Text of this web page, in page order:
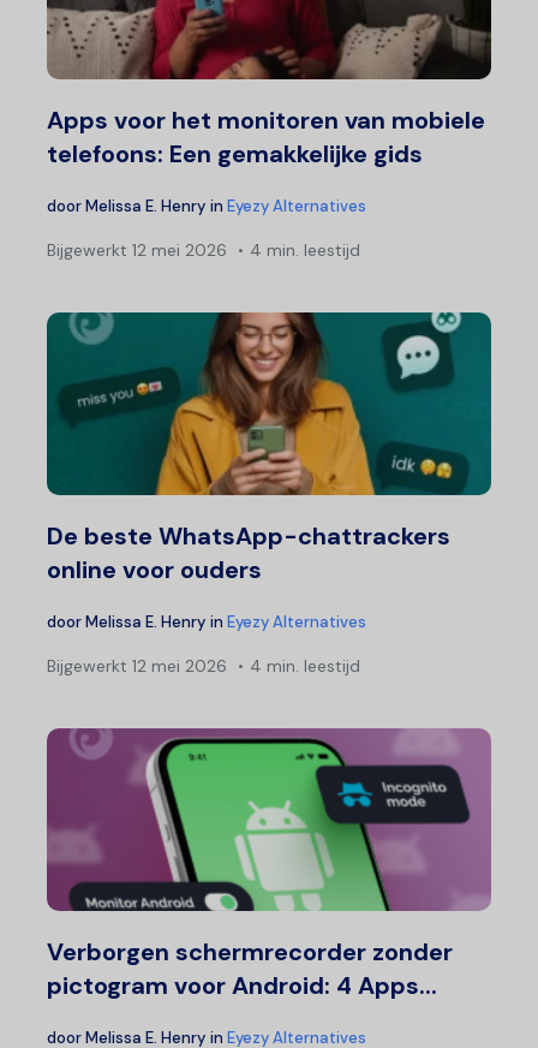
Apps voor het monitoren van mobiele
telefoons: Een gemakkelijke gids
doorMelissa E. Henry in Eyezy Alternatives
Bijgewerkt 12 mei 2026 4 min. leestijd
De beste WhatsApp-chattrackers
online voor ouders
doorMelissa E. Henry in Eyezy Alternatives
Bijgewerkt 12 mei 2026 4 min. leestijd
Verborgen schermrecorder zonder
pictogram voor Android: 4 Apps...
doorMelissa E. Henry in Eyezy Alternatives